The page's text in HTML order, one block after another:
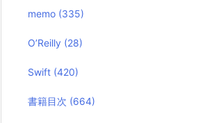
memo (335)
O’Reilly (28)
Swift (420)
書籍目次 (664)